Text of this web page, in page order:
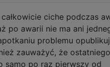
ciche podczas
po awarii nie ma ani
problemu
zauważyć, że
samo po raz pierwszy od